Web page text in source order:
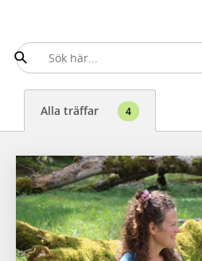
Alla träffar 4